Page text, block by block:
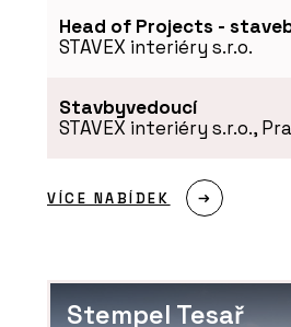
Head of Projects -
STAVEX interiéry s.r.o.
Stavbyvedoucí
STAVEX interiéry s.r.o.,
VÍCE NABÍDEK
Stempel Tesař